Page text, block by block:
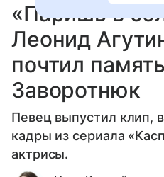
«Паришь в
Леонид
почтил
Заворотнюк
Певец выпустил клип,
кадры из сериала
актрисы.